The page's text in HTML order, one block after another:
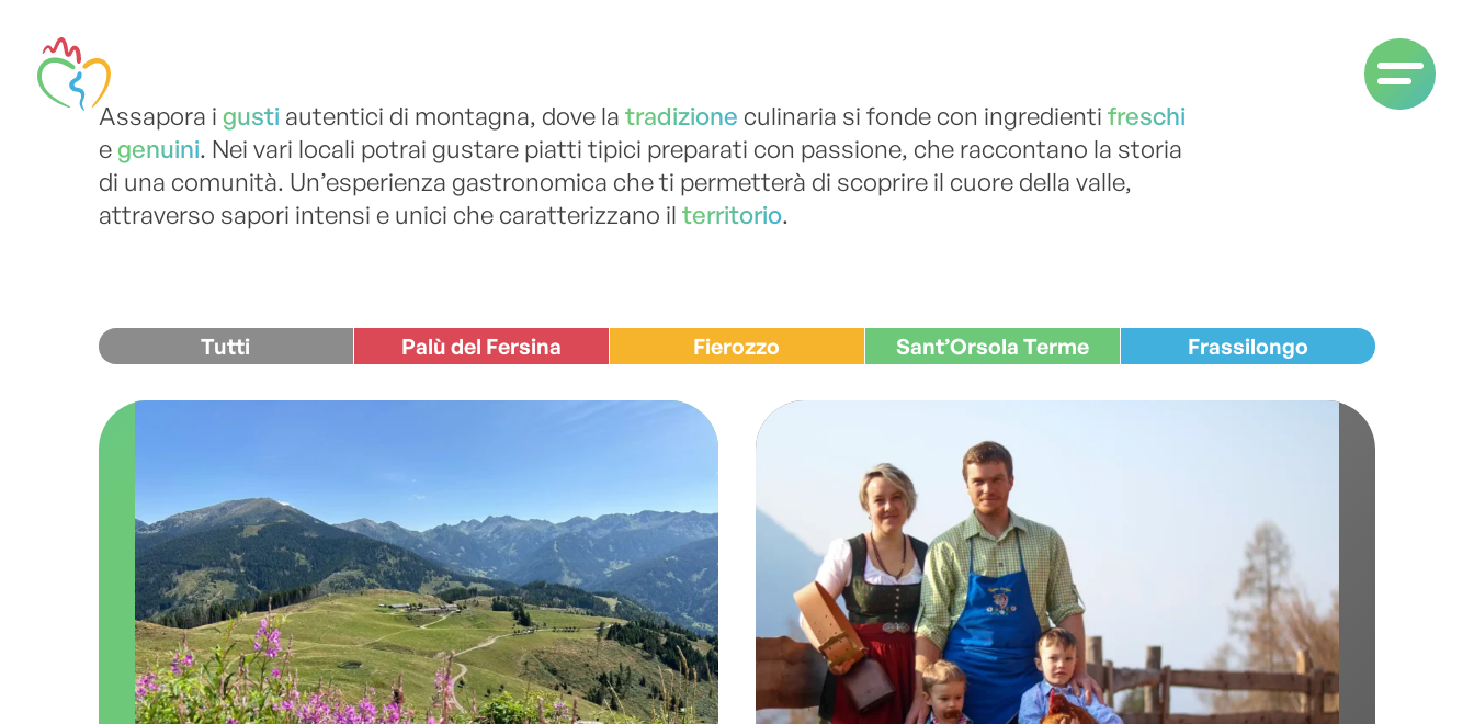
Assapora i gustiautentici di montagna, dove la tradizione culinaria si fonde con ingredienti freschi
egenuini. Nei vari locali potrai gustare piatti tipici preparati con passione, che raccontano la storia
di una comunità. Un’esperienza gastronomica che ti permetterà di scoprire il cuore della valle,
attraverso sapori intensi e unici che caratterizzano il territorio.
Tutti Palù del Fersina Fierozzo Sant’Orsola Terme Frassilongo